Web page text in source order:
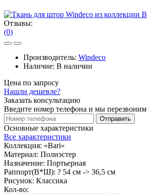
Отзывы:
(0)
Производитель: Windeco
Наличие: В наличии
Цена по запросу
Нашли дешевле?
Заказать консультацию
Введите номер телефона и мы перезвоним
Отправить
Основные характеристики
Все характеристики
Коллекция: «Bari»
Материал: Полиэстер
Назначение: Портьерная
Раппорт(В*Ш): ? 54 см -> 36,5 см
Рисунок: Классика
Кол-во: